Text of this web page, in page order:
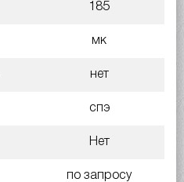
185
мк
нет
спэ
Нет
по запросу